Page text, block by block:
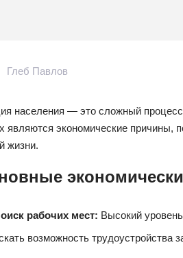
Глеб Павлов
населения — это сложный
являются экономические
жизни.
рабочих мест: Высокий
возможность трудоустройства